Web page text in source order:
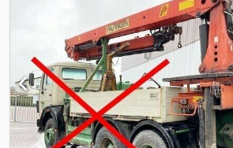
hydrauliques. Credpfx Aoi Rp T Islgsf
- 4 195 kg, 6 m - 3 091 kg, 7,90 m - 2 254 kg,
m - 1 398 kg ! INFORMATIONS SUR LES
GARANTIE, modifications, ventes
réservées !